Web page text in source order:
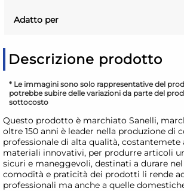
Adatto per
Descrizione prodotto
* Le immagini sono solo rappresentative del
potrebbe subire delle variazioni da parte del
sottocosto
Questo prodotto è marchiato Sanelli,
oltre 150 anni è leader nella produzione di
professionale di alta qualità, costantemete
materiali innovativi, per produrre articoli
sicuri e maneggevoli, destinati a durare
comodità e praticità dei prodotti li rende
professionali ma anche a quelle